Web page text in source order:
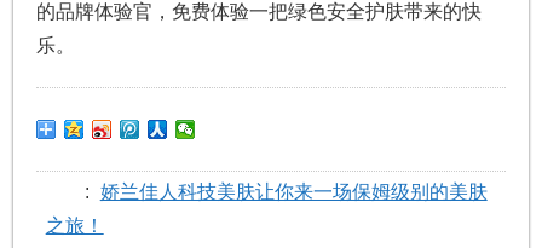
的品牌体验官，免费体验一把绿色安全护肤带来的快
乐。
: 娇兰佳人科技美肤让你来一场保姆级别的美肤
之旅！